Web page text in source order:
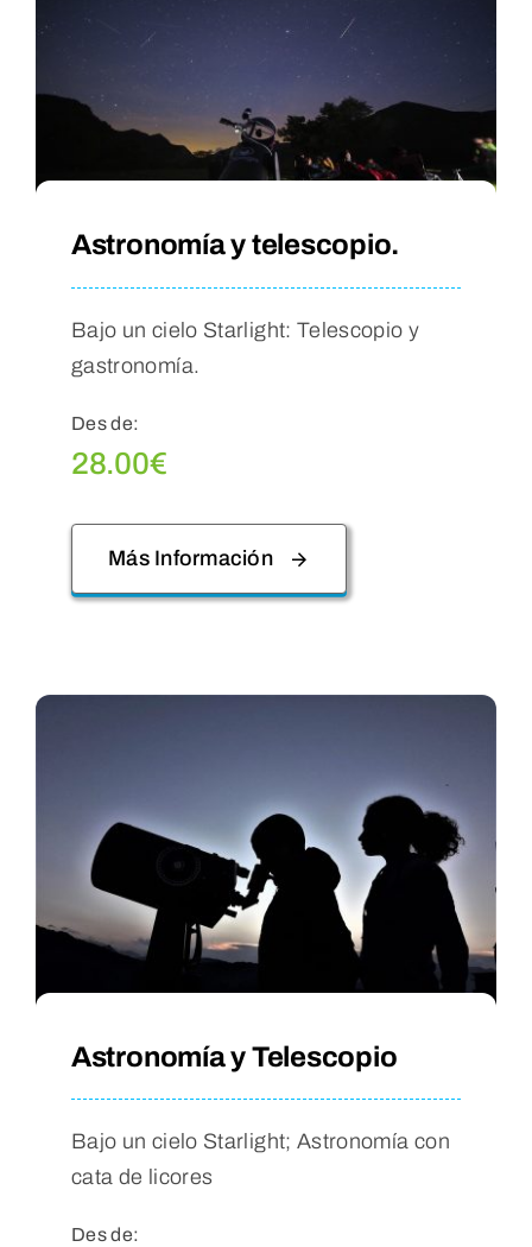
Astronomía y telescopio.
Bajo un cielo Starlight: Telescopio y
gastronomía.
Des de:
28.00€
Más Información
Astronomía y Telescopio
Bajo un cielo Starlight; Astronomía con
cata de licores
Des de: